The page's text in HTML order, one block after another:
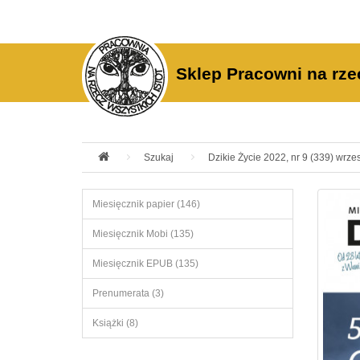
Sklep Pracowni na
Szukaj Dzikie Życie 2022, nr 9 (339)
Miesięcznik papier (146)
Miesięcznik Mobi (135)
Miesięcznik EPUB (135)
Prenumerata (3)
Książki (8)